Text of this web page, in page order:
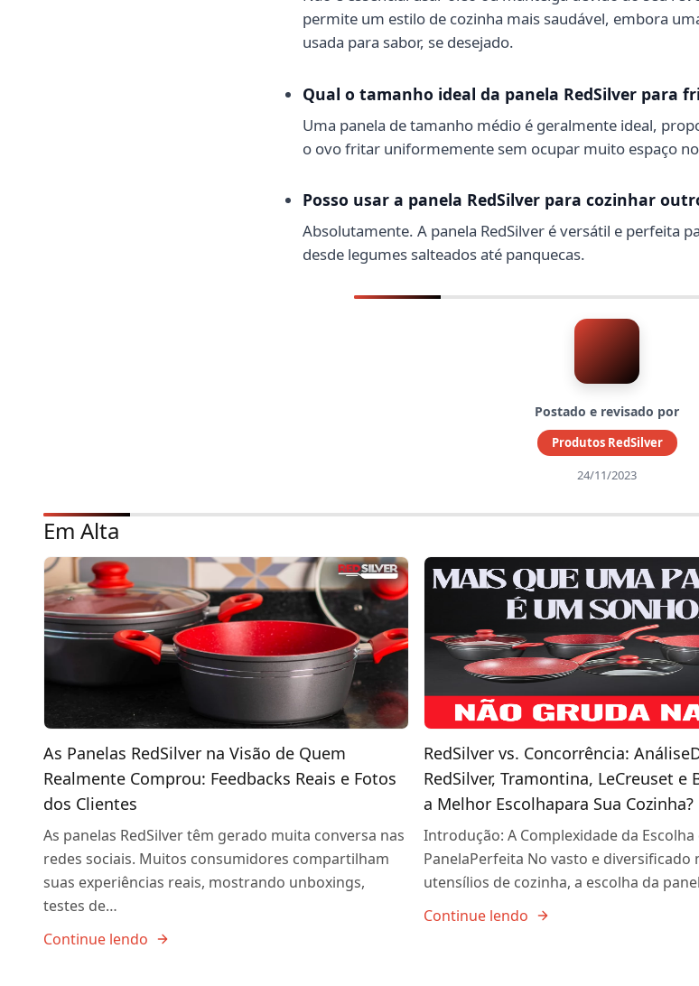
permite um estilo de cozinha mais saudável, embora
usada para sabor, se desejado.
Qual o tamanho ideal da panela RedSilver para
Uma panela de tamanho médio é geralmente ideal,
o ovo fritar uniformemente sem ocupar muito espaço
Posso usar a panela RedSilver para cozinhar
Absolutamente. A panela RedSilver é versátil e perfeita
desde legumes salteados até panquecas.
Postado e revisado por
Produtos RedSilver
24/11/2023
Em Alta
As Panelas RedSilver na Visão de Quem
Realmente Comprou: Feedbacks Reais e Fotos
dos Clientes
As panelas RedSilver têm gerado muita conversa nas
redes sociais. Muitos consumidores compartilham
suas experiências reais, mostrando unboxings,
testes de…
Continue lendo
RedSilver vs. Concorrência:
RedSilver, Tramontina, LeCreuset e
a Melhor Escolhapara Sua Cozinha?
Introdução: A Complexidade da Escolha
PanelaPerfeita No vasto e diversificado
utensílios de cozinha, a escolha da
Continue lendo